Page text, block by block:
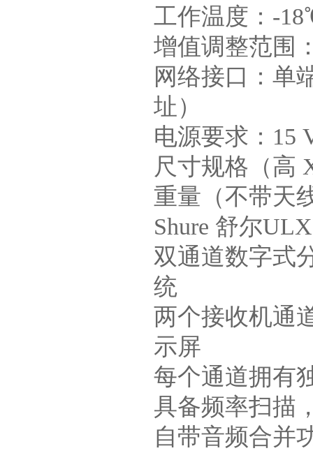
工作温度：-
增值调整范围
网络接口：单
址）
电源要求：15
尺寸规格（高
重量（不带天
Shure 舒尔
双通道数字式
统
两个接收机通
示屏
每个通道拥有
具备频率扫描
自带音频合并